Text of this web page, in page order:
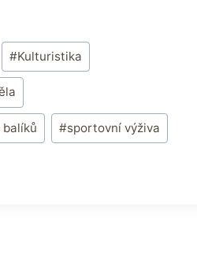
#Kulturistika
#sportovní výživa